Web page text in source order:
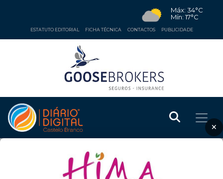
Máx: 34°C
Mín: 17°C
ESTATUTO EDITORIAL FICHA TÉCNICA CONTACTOS PUBLICIDADE
×